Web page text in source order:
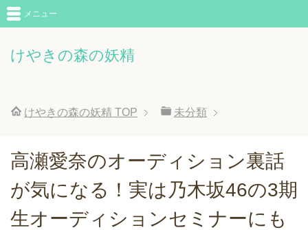
けやきの森の妖精
メニュー
けやきの森の妖精 TOP 未分類
高瀬愛奈のオーディション裏話
が気になる！実は乃木坂46の3期
生オーディションセミナーにも